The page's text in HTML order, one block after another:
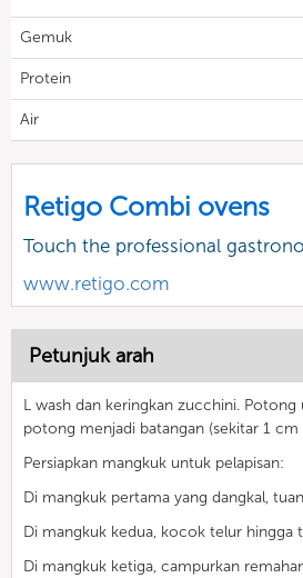
Gemuk
Protein
Air
Retigo Combi ovens
Touch the professional
www.retigo.com
Petunjuk arah
L wash dan keringkan zucchini. Potong
potong menjadi batangan (sekitar 1 cm
Persiapkan mangkuk untuk pelapisan:
Di mangkuk pertama yang dangkal,
Di mangkuk kedua, kocok telur hingga
Di mangkuk ketiga, campurkan